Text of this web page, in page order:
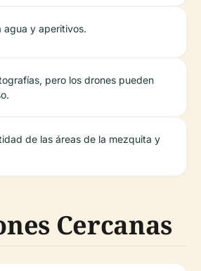
agua y aperitivos.
pero los drones pueden
de las áreas de la mezquita y
Cercanas